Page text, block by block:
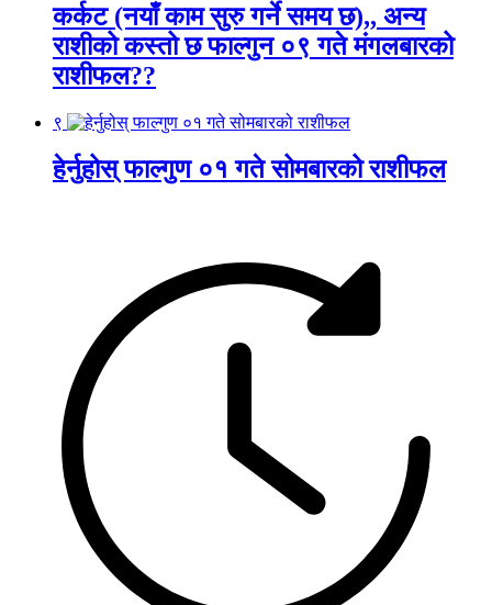
कर्कट (नयाँ काम सुरु गर्ने समय छ),, अन्य
राशीको कस्तो छ फाल्गुन ०९ गते मंगलबारको
राशीफल??
९
हेर्नुहोस् फाल्गुण ०१ गते सोमबारको राशीफल